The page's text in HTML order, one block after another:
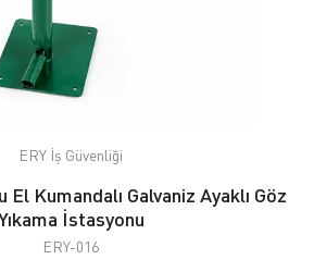
ERY İş Güvenliği
El Kumandalı Galvaniz Ayaklı Göz
İstasyonu
ERY-016